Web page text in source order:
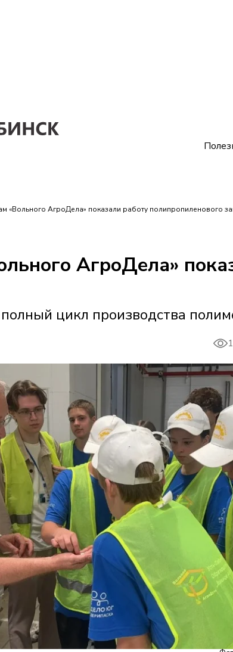
«Вольного АгроДела» показали работу полипропиленового
АгроДела»
цикл производства